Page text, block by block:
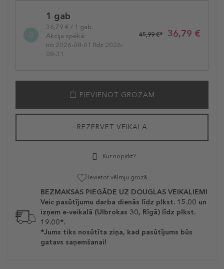
variation1 gab
36,79 € / 1 gab.
Akcija spēkā:
no 2026-08-01 līdz 2026-
08-31
36,79 €
45,99 €*
PIEVIENOT GROZAM
REZERVĒT VEIKALĀ
Kur nopirkt?
Ievietot vēlmju grozā
BEZMAKSAS PIEGĀDE UZ DOUGLAS VEIKALIEM!
Veic pasūtījumu darba dienās līdz plkst. 15.00 un
izņem e-veikalā (Ulbrokas 30, Rīgā) līdz plkst.
19.00*.
*Jums tiks nosūtīta ziņa, kad pasūtījums būs
gatavs saņemšanai!